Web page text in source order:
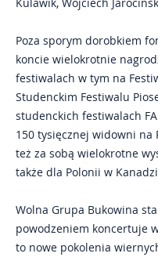
Poza sporym dorobkiem
koncie wielokrotnie
festiwalach w tym na
Studenckim Festiwalu
studenckich festiwalach
150 tysięcznej widowni na
też za sobą wielokrotne
także dla Polonii w
Wolna Grupa Bukowina
powodzeniem koncertuje
to nowe pokolenia